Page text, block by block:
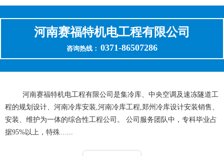
河南赛福特机电工程有限公司
咨询热线： 0371-86507286
河南赛福特机电工程有限公司是集冷库、中央空调及速冻隧道工
程的规划设计、河南冷库安装,河南冷库工程,郑州冷库设计安装销售、
安装、维护为一体的综合性工程公司。 公司服务团队中，专科毕业占
据95%以上，特殊…...